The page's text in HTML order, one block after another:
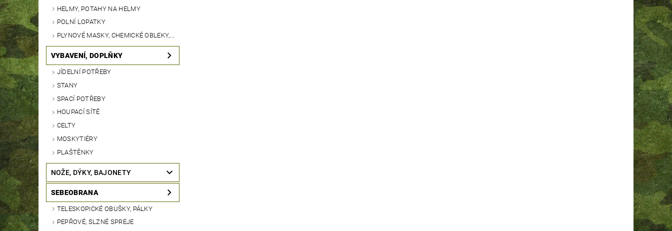
HELMY, POTAHY NA HELMY
POLNÍ LOPATKY
PLYNOVÉ MASKY, CHEMICKÉ OBLEKY,...
VYBAVENÍ, DOPLŇKY
JÍDELNÍ POTŘEBY
STANY
SPACÍ POTŘEBY
HOUPACÍ SÍTĚ
CELTY
MOSKYTIÉRY
PLAŠTĚNKY
NOŽE, DÝKY, BAJONETY
SEBEOBRANA
TELESKOPICKÉ OBUŠKY, PÁLKY
PEPŘOVÉ, SLZNÉ SPREJE